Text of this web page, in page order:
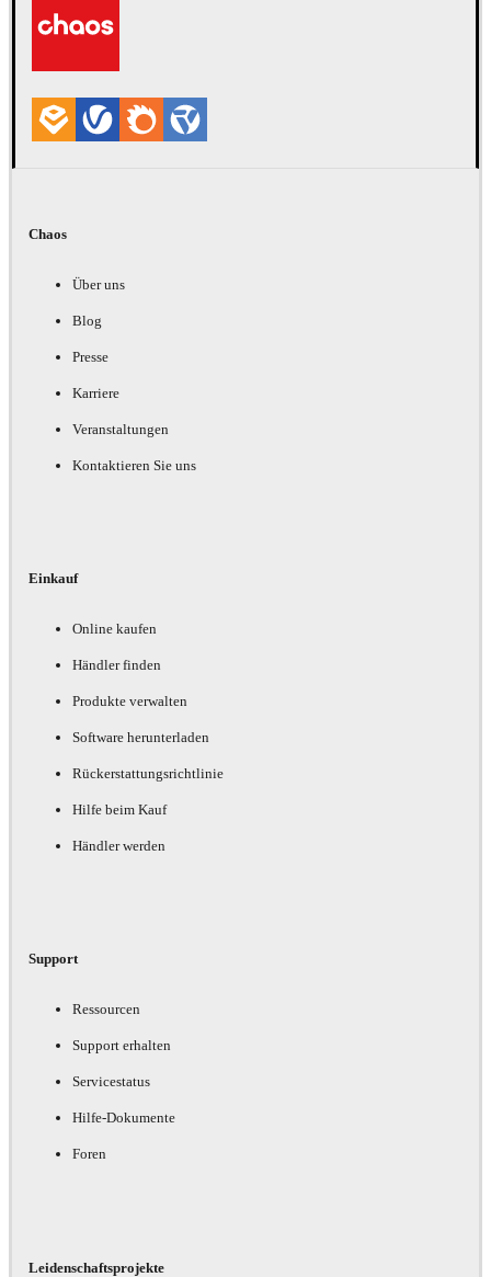
Chaos
Über uns
Blog
Presse
Karriere
Veranstaltungen
Kontaktieren Sie uns
Einkauf
Online kaufen
Händler finden
Produkte verwalten
Software herunterladen
Rückerstattungsrichtlinie
Hilfe beim Kauf
Händler werden
Support
Ressourcen
Support erhalten
Servicestatus
Hilfe-Dokumente
Foren
Leidenschaftsprojekte